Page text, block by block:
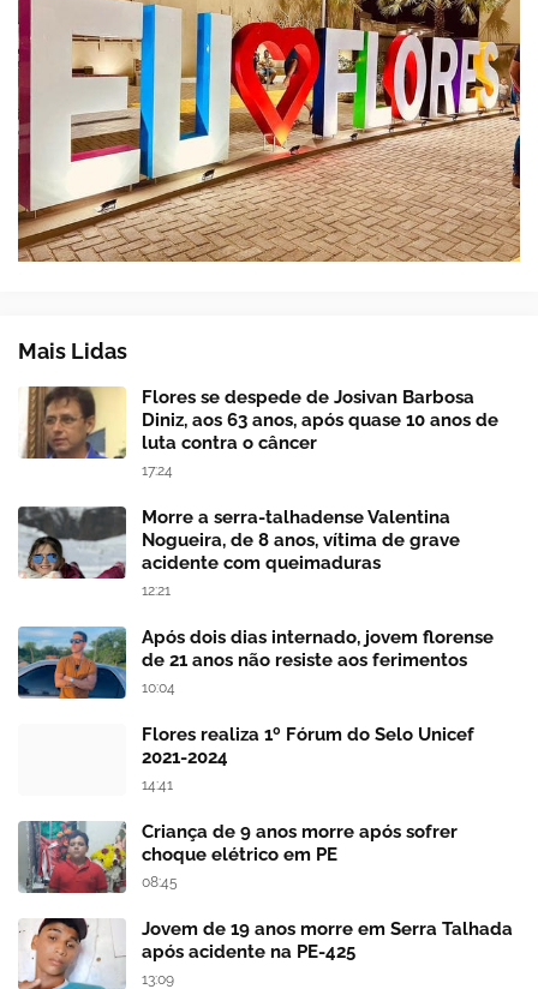
Mais Lidas
Flores se despede de Josivan Barbosa
Diniz, aos 63 anos, após quase 10 anos de
luta contra o câncer
17:24
Morre a serra-talhadense Valentina
Nogueira, de 8 anos, vítima de grave
acidente com queimaduras
12:21
Após dois dias internado, jovem florense
de 21 anos não resiste aos ferimentos
10:04
Flores realiza 1º Fórum do Selo Unicef
2021-2024
14:41
Criança de 9 anos morre após sofrer
choque elétrico em PE
08:45
Jovem de 19 anos morre em Serra Talhada
após acidente na PE-425
13:09